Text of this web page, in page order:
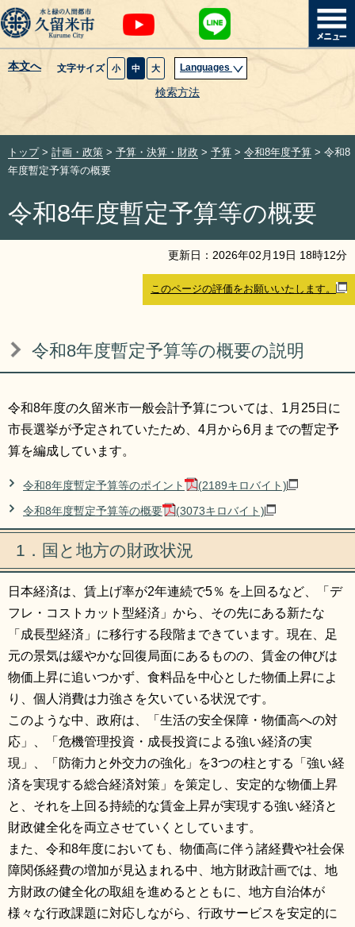
本文へ 文字サイズ 小 中 大 Languages
検索方法
暮らし・届出
健康・医療・福祉
観光魅力・イベント
サイトマップ
リンク集 利用ガイド
RSS プライバシーポリシー
サイトについて
閉じる
トップ> 計画・政策 > 予算・決算・財政 > 予算 > 令和8年度予算 > 令和8
年度暫定予算等の概要
令和8年度暫定予算等の概要
更新日： 2026年02 月 19日 18時12分
このページの評価をお願いいたします。
令和8年度暫定予算等の概要の説明
令和8年度の久留米市一般会計予算については、1月25日に
市長選挙が予定されていたため、4月から6月までの暫定予
算を編成しています。
令和8年度暫定予算等のポイント (2189キロバイト)
令和8年度暫定予算等の概要 (3073キロバイト)
1．国と地方の財政状況
日本経済は、賃上げ率が2年連続で5％ を上回るなど、「デ
フレ・コストカット型経済」から、その先にある新たな
「成長型経済」に移行する段階まできています。現在、足
元の景気は緩やかな回復局面にあるものの、賃金の伸びは
物価上昇に追いつかず、食料品を中心とした物価上昇によ
り、個人消費は力強さを欠いている状況です。
このような中、政府は、「生活の安全保障・物価高への対
応」、「危機管理投資・成長投資による強い経済の実
現」、「防衛力と外交力の強化」を3つの柱とする「強い経
済を実現する総合経済対策」を策定し、安定的な物価上昇
と、それを上回る持続的な賃金上昇が実現する強い経済と
財政健全化を両立させていくとしています。
また、令和8年度においても、物価高に伴う諸経費や社会保
障関係経費の増加が見込まれる中、地方財政計画では、地
方財政の健全化の取組を進めるとともに、地方自治体が
様々な行政課題に対応しながら、行政サービスを安定的に